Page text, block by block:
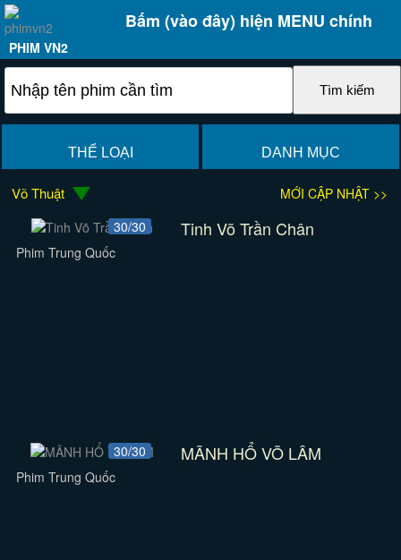
Bấm (vào đây) hiện MENU chính
PHIM VN2
THỂ LOẠI DANH MỤC
Võ Thuật
MỚI CẬP NHẬT >>
30/30
Tinh Võ Trần Chân
Phim Trung Quốc
30/30 MÃNH HỔ VÕ LÂM
Phim Trung Quốc